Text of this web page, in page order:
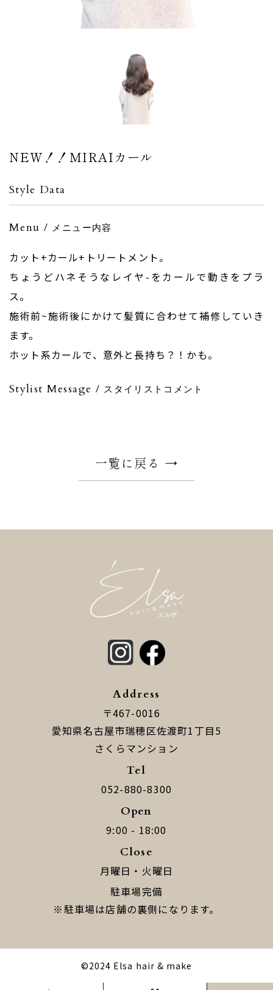
NEW！！MIRAIカール
Style Data
Menu / メニュー内容
カット+カール+トリートメント。
ちょうどハネそうなレイヤ-をカールで動きをプラ
ス。
施術前~施術後にかけて髪質に合わせて補修していき
ます。
ホット系カールで、意外と長持ち？！かも。
Stylist Message / スタイリストコメント
一覧に戻る
Address
〒467-0016
​​​​​​​愛知県名古屋市瑞穂区佐渡町1丁目5
​​​​​​​さくらマンション
Tel
052-880-8300
Open
9:00 - 18:00
Close
月曜日・火曜日
駐車場完備
​​​​​​​※駐車場は店舗の裏側になります。
©︎2024 Elsa hair & make